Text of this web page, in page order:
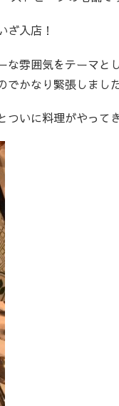
ざ入店！
雰囲気をテーマと
かなり緊張しまし
いに料理がやって